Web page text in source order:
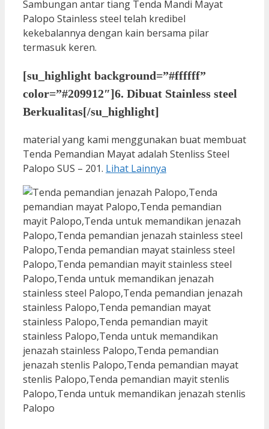
Sambungan antar tiang Tenda Mandi Mayat
Palopo Stainless steel telah kredibel
kekebalannya dengan kain bersama pilar
termasuk keren.
[su_highlight background=”#ffffff”
color=”#209912″]6. Dibuat Stainless steel
Berkualitas[/su_highlight]
material yang kami menggunakan buat membuat
Tenda Pemandian Mayat adalah Stenliss Steel
Palopo SUS – 201. Lihat Lainnya